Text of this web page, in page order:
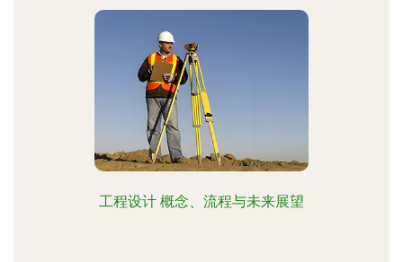
工程设计 概念、流程与未来展望